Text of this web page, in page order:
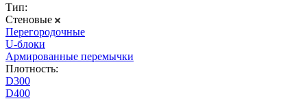
Тип:
Стеновые
Перегородочные
U-блоки
Армированные перемычки
Плотность:
D300
D400